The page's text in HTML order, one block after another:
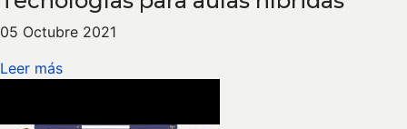
05 Octubre 2021
Leer más